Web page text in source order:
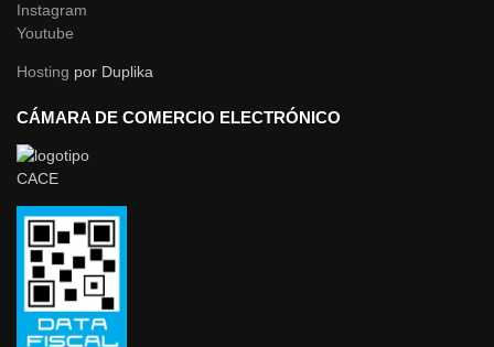
Instagram
Youtube
Hosting por Duplika
CÁMARA DE COMERCIO ELECTRÓNICO